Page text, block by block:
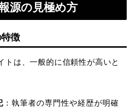
源の見極め方
徴
トは、一般的に信頼性が高いと
：執筆者の専門性や経歴が明確